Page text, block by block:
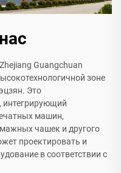
Guangchuan
зоне
Это
интегрирующий
машин,
чашек и другого
проектировать и
в соответствии с